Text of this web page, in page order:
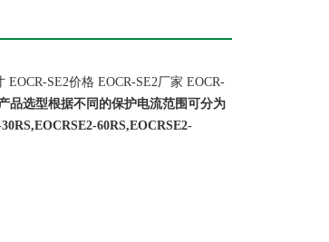
SE2价格 EOCR-SE2厂家 EOCR-
品选型根据不同的保护电流范围可分为
60RS,EOCRSE2-